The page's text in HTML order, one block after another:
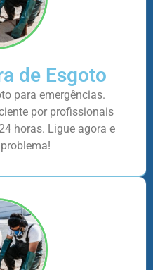
de Esgoto
para emergências.
por profissionais
horas. Ligue agora e